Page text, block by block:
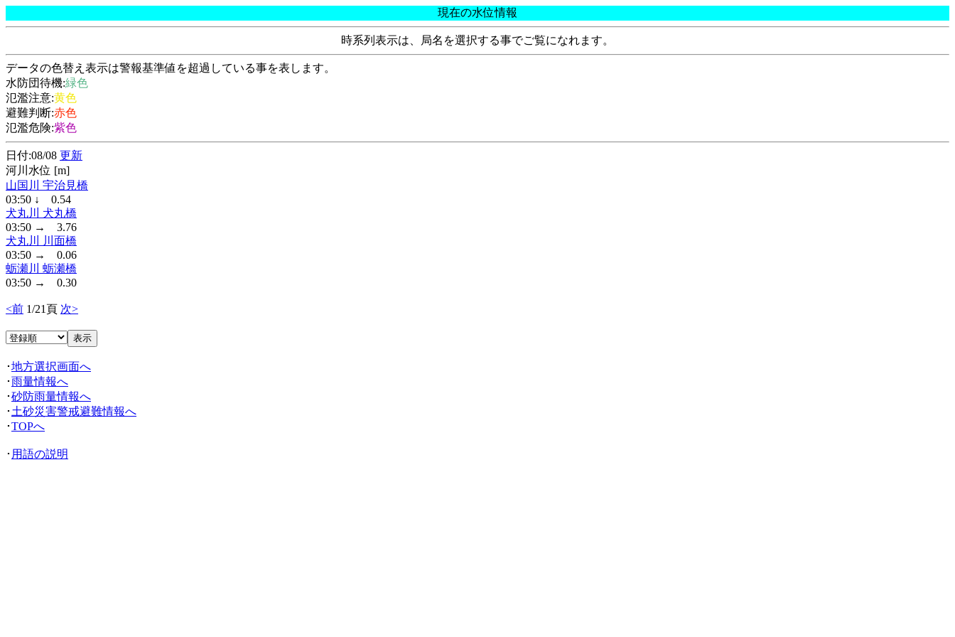
現在の水位情報
時系列表示は、局名を選択する事でご覧になれます。
データの色替え表示は警報基準値を超過している事を表します。
水防団待機:緑色
氾濫注意:黄色
避難判断:赤色
氾濫危険:紫色
日付:08/08 更新
河川水位 [m]
山国川 宇治見橋
03:50 ↓ 0.54
犬丸川 犬丸橋
03:50 → 3.76
犬丸川 川面橋
03:50 → 0.06
蛎瀬川 蛎瀬橋
03:50 → 0.30
<前 1/21頁 次>
･地方選択画面へ
･雨量情報へ
･砂防雨量情報へ
･ 土砂災害警戒避難情報へ
･TOPへ
･ 用語の説明